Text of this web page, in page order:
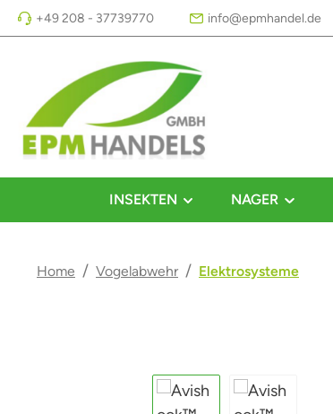
Hauptinhalt springen
Zur Suche springen
Zur Hauptnavigation springen
+49 208 - 37739770 info@epmhandel.de
INSEKTEN NAGER
Home / Vogelabwehr / Elektrosysteme
Bildergalerie überspringen